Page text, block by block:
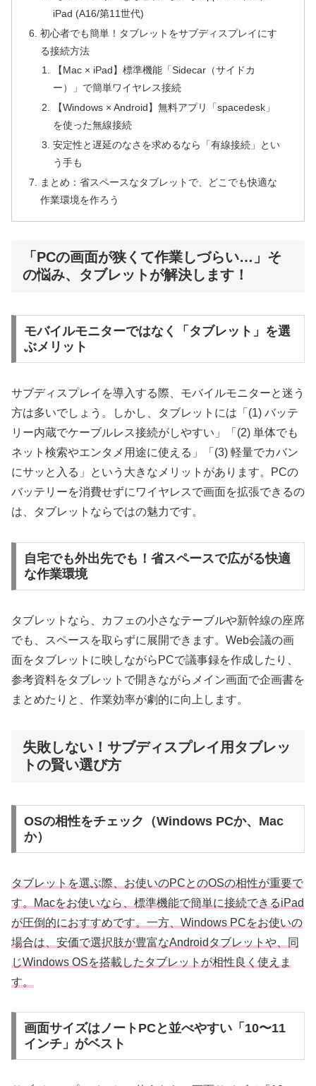
iPad (A16/第11世代)
初心者でも簡単！タブレットをサブディスプレイにす
る接続方法
【Mac × iPad】標準機能「Sidecar（サイドカ
ー）」で簡単ワイヤレス接続
【Windows × Android】無料アプリ「spacedesk」
を使った無線接続
安定性と遅延のなさを求めるなら「有線接続」とい
う手も
まとめ：省スペースなタブレットで、どこでも快適な
作業環境を作ろう
「PCの画面が狭くて作業しづらい…」そ
の悩み、タブレットが解決します！
モバイルモニターではなく「タブレット」を選
ぶメリット
サブディスプレイを導入する際、モバイルモニターと迷う
方は多いでしょう。しかし、タブレットには「(1) バッテ
リー内蔵でケーブルレス接続がしやすい」「(2) 単体でも
ネット検索やエンタメ用途に使える」「(3) 軽量でカバン
にサッと入る」という大きなメリットがあります。PCの
バッテリーを消費せずにワイヤレスで画面を拡張できるの
は、タブレットならではの魅力です。
自宅でも外出先でも！省スペースで広がる快適
な作業環境
タブレットなら、カフェの小さなテーブルや新幹線の座席
でも、スペースを取らずに展開できます。Web会議の画
面をタブレットに映しながらPCで議事録を作成したり、
参考資料をタブレットで開きながらメイン画面で企画書を
まとめたりと、作業効率が劇的に向上します。
失敗しない！サブディスプレイ用タブレッ
トの賢い選び方
OSの相性をチェック（Windows PCか、Mac
か）
タブレットを選ぶ際、お使いのPCとのOSの相性が重要で
す。Macをお使いなら、標準機能で簡単に接続できるiPad
が圧倒的におすすめです。一方、Windows PCをお使いの
場合は、安価で選択肢が豊富なAndroidタブレットや、同
じWindows OSを搭載したタブレットが相性良く使えま
す。
画面サイズはノートPCと並べやすい「10〜11
インチ」がベスト